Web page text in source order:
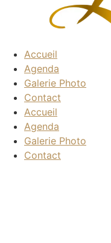
Accueil
Agenda
Galerie Photo
Contact
Accueil
Agenda
Galerie Photo
Contact